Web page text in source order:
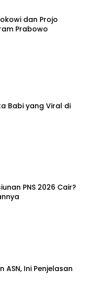
dan Projo
Prabowo
Babi yang Viral di
PNS 2026 Cair?
ASN, Ini Penjelasan